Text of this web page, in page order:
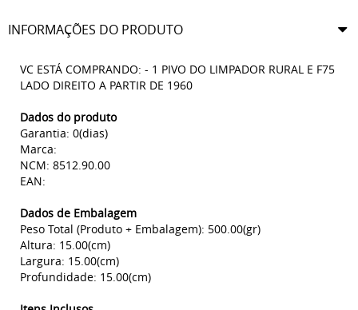
INFORMAÇÕES DO PRODUTO
VC ESTÁ COMPRANDO: - 1 PIVO DO LIMPADOR RURAL E F75
LADO DIREITO A PARTIR DE 1960
Dados do produto
Garantia: 0(dias)
Marca:
NCM: 8512.90.00
EAN:
Dados de Embalagem
Peso Total (Produto + Embalagem): 500.00(gr)
Altura: 15.00(cm)
Largura: 15.00(cm)
Profundidade: 15.00(cm)